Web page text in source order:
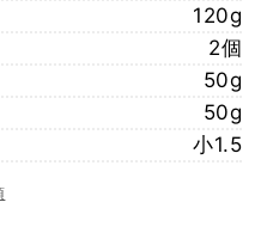
120g
2個
50g
50g
小1.5